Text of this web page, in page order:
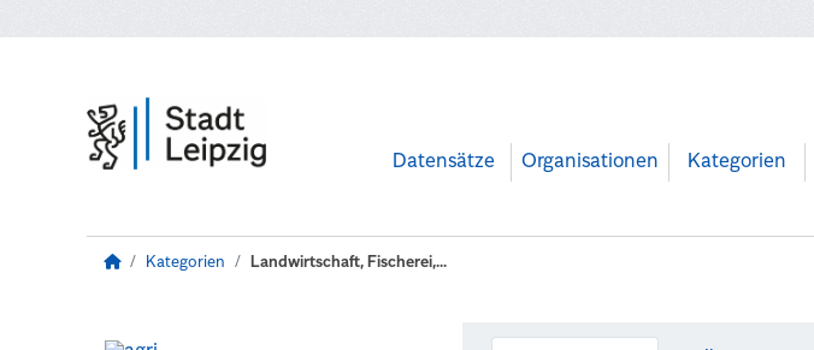
Datensätze Organisationen Kategorien
Kategorien Landwirtschaft, Fischerei,...